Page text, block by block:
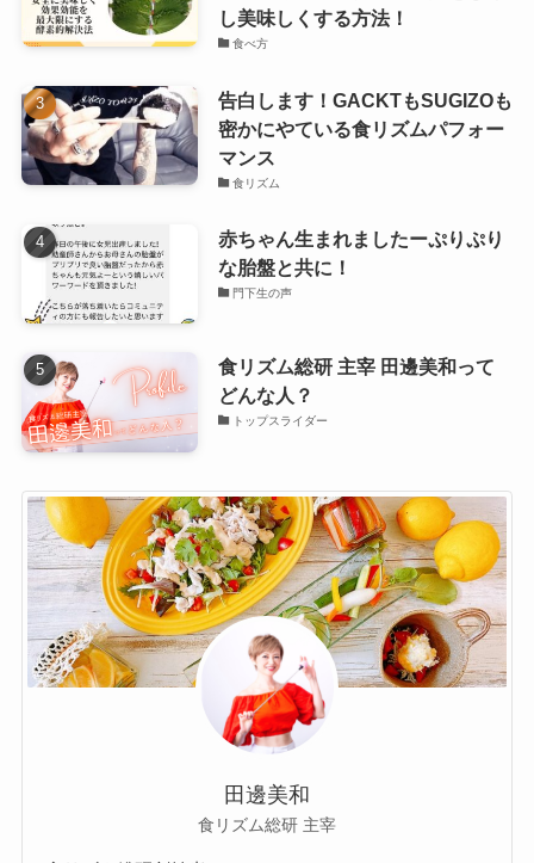
し美味しくする方法！
食べ方
告白します！GACKTもSUGIZOも
密かにやている食リズムパフォー
マンス
食リズム
赤ちゃん生まれましたーぷりぷり
な胎盤と共に！
門下生の声
食リズム総研 主宰 田邊美和って
どんな人？
トップスライダー
田邊美和
食リズム総研 主宰